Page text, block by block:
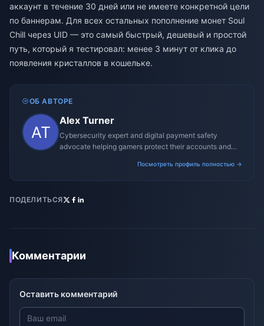
аккаунт в течение 30 дней или не имеете конкретной цели
по баннерам. Для всех остальных пополнение монет Soul
Chill через UID — это самый быстрый, дешевый и простой
путь, который я тестировал: менее 3 минут от клика до
появления кристаллов в кошельке.
ОБ АВТОРЕ
Alex Turner
Cybersecurity expert and digital payment safety
advocate helping gamers protect their accounts and
Посмотреть профиль полностью →
ПОДЕЛИТЬСЯ
Комментарии
Оставить комментарий